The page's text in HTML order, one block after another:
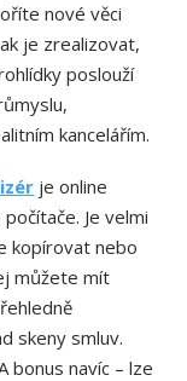
nové věci
je zrealizovat,
poslouží
kancelářím.
je online
Je velmi
kopírovat nebo
můžete mít
skeny smluv.
bonus navíc – lze